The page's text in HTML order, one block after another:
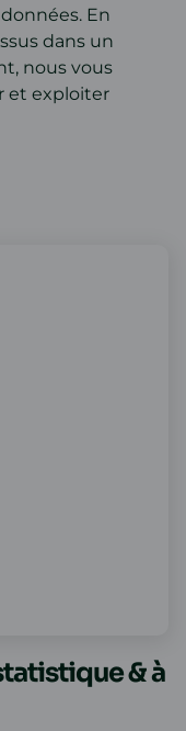
En
dans un
nous vous
et exploiter
& à